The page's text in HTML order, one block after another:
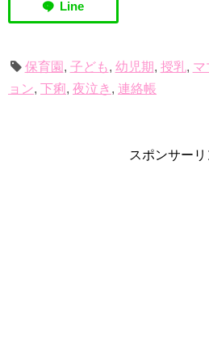
保育園 , 子ども, 幼児期, 授乳, マ
ョン, 下痢 , 夜泣き , 連絡帳
スポンサーリ